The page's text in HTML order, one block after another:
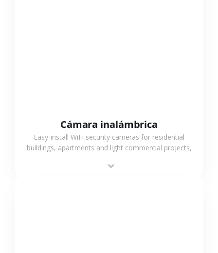
Cámara inalámbrica
Easy-install WiFi security cameras for residential
buildings, apartments and light commercial projects,
surveillance solutions.